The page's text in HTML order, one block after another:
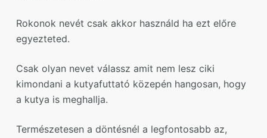
Rokonok nevét csak akkor használd ha ezt előre
egyezteted.
Csak olyan nevet válassz amit nem lesz ciki
kimondani a kutyafuttató közepén hangosan, hogy
a kutya is meghallja.
Természetesen a döntésnél a legfontosabb az,